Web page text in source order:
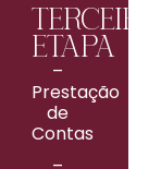
TERCEIRA
ETAPA
–
Prestação
de
Contas